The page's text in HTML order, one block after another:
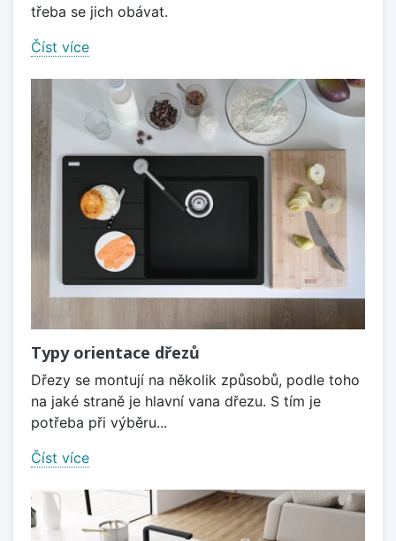
třeba se jich obávat.
Číst více
Typy orientace dřezů
Dřezy se montují na několik způsobů, podle toho
na jaké straně je hlavní vana dřezu. S tím je
potřeba při výběru...
Číst více